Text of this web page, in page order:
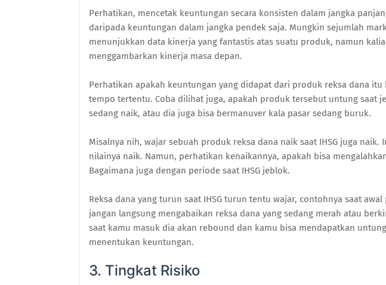
Perhatikan, mencetak keuntungan secara konsisten dalam jangka
daripada keuntungan dalam jangka pendek saja. Mungkin sejumlah
menunjukkan data kinerja yang fantastis atas suatu produk, namun
menggambarkan kinerja masa depan.
Perhatikan apakah keuntungan yang didapat dari produk reksa dana itu
tempo tertentu. Coba dilihat juga, apakah produk tersebut untung saat
sedang naik, atau dia juga bisa bermanuver kala pasar sedang buruk.
Misalnya nih, wajar sebuah produk reksa dana naik saat IHSG juga naik.
nilainya naik. Namun, perhatikan kenaikannya, apakah bisa
Bagaimana juga dengan periode saat IHSG jeblok.
Reksa dana yang turun saat IHSG turun tentu wajar, contohnya saat
jangan langsung mengabaikan reksa dana yang sedang merah atau
saat kamu masuk dia akan rebound dan kamu bisa mendapatkan
menentukan keuntungan.
3. Tingkat Risiko